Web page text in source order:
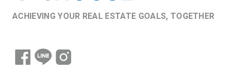
ACHIEVING YOUR REAL ESTATE GOALS, TOGETHER